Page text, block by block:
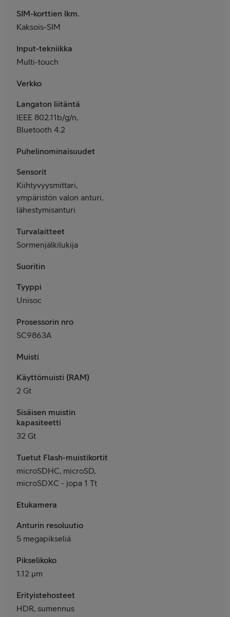
SIM-korttien lkm.
Kaksois-SIM
Input-tekniikka
Multi-touch
Verkko
Langaton liitäntä
IEEE 802.11b/g/n,
Bluetooth 4.2
Puhelinominaisuudet
Sensorit
Kiihtyvyysmittari,
ympäristön valon anturi,
lähestymisanturi
Turvalaitteet
Sormenjälkilukija
Suoritin
Tyyppi
Unisoc
Prosessorin nro
SC9863A
Muisti
Käyttömuisti (RAM)
2 Gt
Sisäisen muistin
kapasiteetti
32 Gt
Tuetut Flash-muistikortit
microSDHC, microSD,
microSDXC - jopa 1 Tt
Etukamera
Anturin resoluutio
5 megapikseliä
Pikselikoko
1.12 μm
Erityistehosteet
HDR, sumennus